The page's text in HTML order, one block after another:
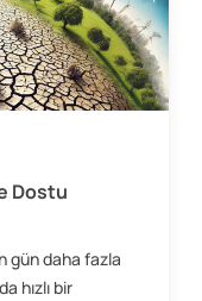
Dostu
gün daha fazla
hızlı bir